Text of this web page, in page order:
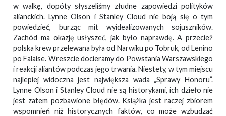
w walkę, dopóty słyszeliśmy złudne zapowiedzi polityków
alianckich. Lynne Olson i Stanley Cloud nie boją się o tym
powiedzieć, burząc mit wyidealizowanych sojuszników.
Zachód ma okazję usłyszeć, jak było naprawdę. A przecież
polska krew przelewana była od Narwiku po Tobruk, od Lenino
po Falaise. Wreszcie docieramy do Powstania Warszawskiego
i reakcji aliantów podczas jego trwania. Niestety, w tym miejscu
najlepiej widoczna jest największa wada „Sprawy Honoru”.
Lynne Olson i Stanley Cloud nie są historykami, ich dzieło nie
jest zatem pozbawione błędów. Książka jest raczej zbiorem
wspomnień niż historycznych faktów, co może wzbudzać